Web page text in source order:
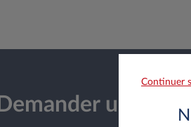
Demander une
Continuer